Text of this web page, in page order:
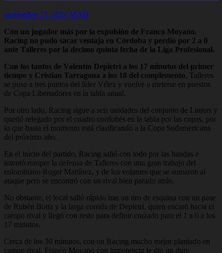
septiembre 23, 2024 MAD
Con un jugador más por la expulsión de Franco Moyano,
Racing no pudo sacar ventaja en Córdoba y perdió por 2 a 0
ante Talleres por la decimo quinta fecha de la Liga Profesional.
Con los tantos de Valentín Depietri a los 17 minutos del primer
tiempo y Cristian Tarragona a los 18 del complemento, Talleres
se puso a tres puntos del líder Vélez y vuelve a meterse en puestos
de Copa Libertadores en la tabla anual.
Por otro lado, Racing sigue a seis unidades del conjunto de Liniers y
quedó relegado por el cuadro cordobés en la tabla por las copas, por
lo que hasta el momento está clasificando a la Copa Sudamericana
del próximo año.
En el inicio del partido, Racing salió con todo por las bandas e
intentó romper la defensa de Talleres con una gran trabajo del
colombiano Roger Martínez, y de los volantes que se sumaron al
ataque pero se encontró con un rival bien parado atrás.
No obstante, el local salió rápido tras un tiro de esquina con un pase
de Rubén Botta y la larga corrida de Depietri, quien encaró hacia el
campo rival y llegó con resto para definir cruzado para el 1 a 0 a los
17 minutos.
Cerca de los 30 minutos, con un Racing mucho mejor plantado en
campo rival, Franco Moyano con impotencia le dio un duro